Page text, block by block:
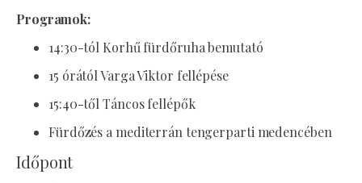
Programok:
14:30-tól Korhű fürdőruha bemutató
15 órától Varga Viktor fellépése
15:40-től Táncos fellépők
Fürdőzés a mediterrán tengerparti medencében
Időpont